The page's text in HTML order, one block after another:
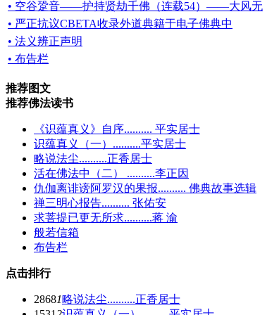
• 空谷跫音——护持贤劫千佛（连载54）——大风无
• 严正抗议CBETA收录外道典籍于电子佛典中
• 法义辨正声明
• 布告栏
推荐图文
推荐佛法读书
《识蕴真义》自序.......... 平实居士
识蕴真义（一）..........平实居士
略说法尘..........正香居士
活在佛法中（二） ..........李正因
仇伽离诽谤阿罗汉的果报.......... 佛典故事选辑
禅三明心报告.......... 张佑安
求菩提已更无所求..........蒋 渝
般若信箱
布告栏
点击排行
28681略说法尘..........正香居士